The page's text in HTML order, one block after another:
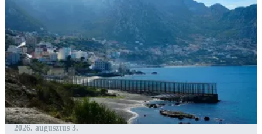
2026. augusztus 3.